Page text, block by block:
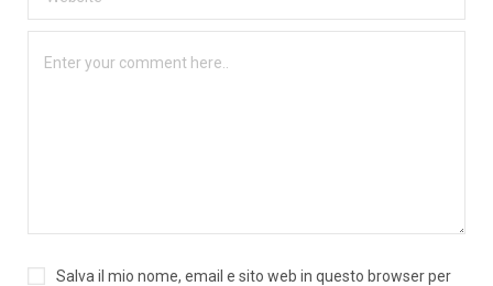
Salva il mio nome, email e sito web in questo browser per